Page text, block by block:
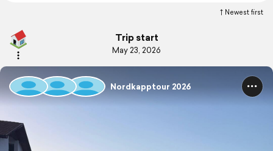
Newest first
Trip start
May 23, 2026
Nordkapptour 2026